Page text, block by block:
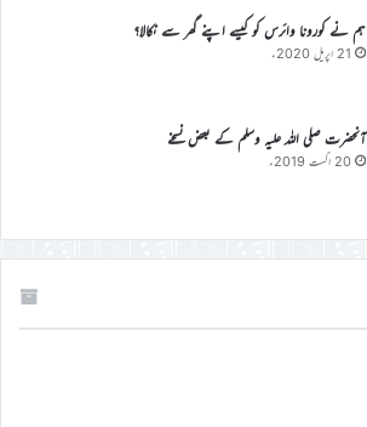
ہم نے کورونا وائرس کو کیسے اپنے گھر سے نکالا؟
21 اپریل 2020ء
آنحضرت صلی اللہ علیہ وسلم کے بعض نسخے
20 اگست 2019ء